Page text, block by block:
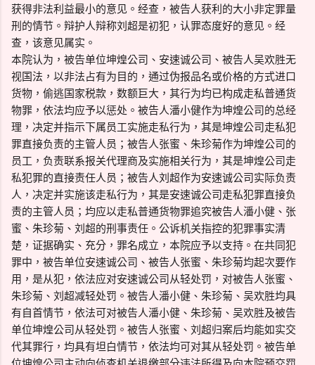
获得非法利益最小的意见。经查，被告人获利的大小非定罪量
刑的情节。辩护人辩称刘超是初犯，认罪态度好的意见。经
查，该意见属实。
本院认为，被告单位坤煌公司、安速诚公司、被告人吴欢胜无
视国法，以非法占有为目的，通过伪报品名或价格的方式进口
货物，偷逃国家税款，数额巨大，其行为均已构成走私普通货
物罪，依法均应予以惩处。被告人潘小健作为坤煌公司的总经
理，决定并指示下属员工实施走私行为，其是坤煌公司走私犯
罪直接负责的主管人员；被告人张蜜、朱珍菊作为坤煌公司的
员工，负责联系报关代理商及实施相关行为，其是坤煌公司走
私犯罪的直接责任人员；被告人刘超作为安速诚公司实际负责
人，决定并实施该走私行为，其是安速诚公司走私犯罪直接负
责的主管人员；均应以走私普通货物罪追究被告人潘小健、张
蜜、朱珍菊、刘超的刑事责任。公诉机关指控的犯罪事实清
楚，证据确实、充分，罪名成立，本院应予以支持。在共同犯
罪中，被告单位安速诚公司、被告人张蜜、朱珍菊均起次要作
用，是从犯，依法应对安速诚公司从轻处罚，对被告人张蜜、
朱珍菊、刘超减轻处罚。被告人潘小健、朱珍菊、吴欢胜均具
有自首情节，依法可对被告人潘小健、朱珍菊、吴欢胜及被告
单位坤煌公司从轻处罚。被告人张蜜、刘超归案后均能如实交
代其罪行，均具有坦白情节，依法均可对其从轻处罚。被告单